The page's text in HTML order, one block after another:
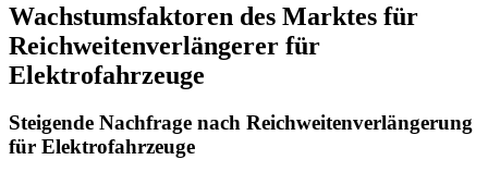
Wachstumsfaktoren des Marktes für
Reichweitenverlängerer für
Elektrofahrzeuge
Steigende Nachfrage nach Reichweitenverlängerung
für Elektrofahrzeuge